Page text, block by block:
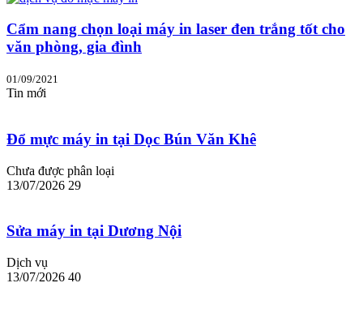
Cẩm nang chọn loại máy in laser đen trắng tốt cho
văn phòng, gia đình
01/09/2021
Tin mới
Đổ mực máy in tại Dọc Bún Văn Khê
Chưa được phân loại
13/07/2026 29
Sửa máy in tại Dương Nội
Dịch vụ
13/07/2026 40